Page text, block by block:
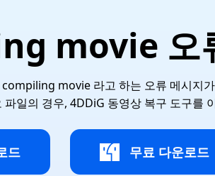
LINE 데이터 복구
백업 없이 LINE 채팅 복구
구
구
질 높이
기
AI
질 높이
기
AI
얼
Windows DLL 오류 수정
손상된 PST/OST 파일 복구
movie 오
movie 라고 하는 오류 메시지
일의 경우, 4DDiG 동영상 복구 도구를
드 무료 다운로드